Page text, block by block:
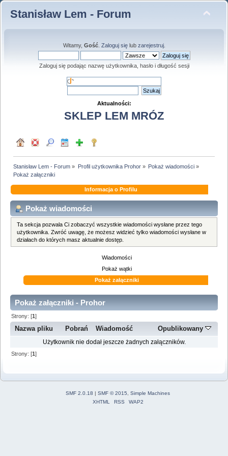
Stanisław Lem - Forum
Witamy, Gość. Zaloguj sięlub zarejestruj.
Zaloguj się podając nazwę użytkownika, hasło i długość sesji
Aktualności:
SKLEP LEM MRÓZ
Stanisław Lem - Forum » Profil użytkownika Prohor» Pokaż wiadomości»
Pokaż załączniki
Informacja o Profilu
Pokaż wiadomości
Ta sekcja pozwala Ci zobaczyć wszystkie wiadomości wysłane przez tego
użytkownika. Zwróć uwagę, że możesz widzieć tylko wiadomości wysłane w
działach do których masz aktualnie dostęp.
Wiadomości
Pokaż wątki
Pokaż załączniki
Pokaż załączniki - Prohor
Strony: [1]
Nazwa pliku Pobrań Wiadomość Opublikowany
Użytkownik nie dodał jeszcze żadnych załączników.
Strony: [1]
SMF 2.0.18 | SMF © 2015
Simple Machines
XHTML
RSS WAP2